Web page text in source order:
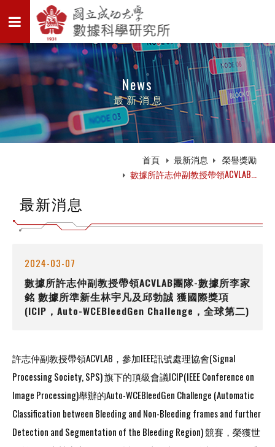
News
最新消息
首頁 最新消息
榮譽獎勵
數據所許志仲副教授帶領ACVLAB...
最新消息
2024-03-07
數據所許志仲副教授帶領ACVLAB團隊-數據所李家
銘 數據所準新生林宇凡及邱勃誠 獲國際獎項
(ICIP，Auto-WCEBleedGen Challenge，全球第二)
許志仲副教授帶領ACVLAB，參加IEEE訊號處理協會(Signal
Processing Society, SPS) 旗下的頂級會議ICIP(IEEE Conference on
Image Processing)舉辦的Auto-WCEBleedGen Challenge (Automatic
Classification between Bleeding and Non-Bleeding frames and further
Detection and Segmentation of the Bleeding Region) 競賽，榮獲世